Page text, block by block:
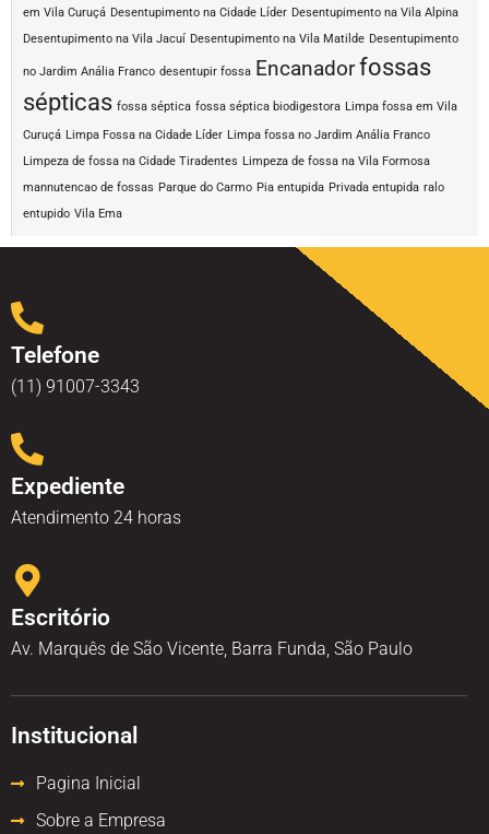
em Vila Curuçá Desentupimento na Cidade Líder Desentupimento na Vila Alpina
Desentupimento na Vila Jacuí Desentupimento na Vila Matilde Desentupimento
no Jardim Anália Franco desentupir fossa Encanadorfossas
sépticas fossa séptica fossa séptica biodigestora Limpa fossa em Vila
Curuçá Limpa Fossa na Cidade Líder Limpa fossa no Jardim Anália Franco
Limpeza de fossa na Cidade Tiradentes Limpeza de fossa na Vila Formosa
mannutencao de fossas Parque do Carmo Pia entupida Privada entupida ralo
entupido Vila Ema
Telefone
(11) 91007-3343
Expediente
Atendimento 24 horas
Escritório
Av. Marquês de São Vicente, Barra Funda, São Paulo
Institucional
Pagina Inicial
Sobre a Empresa